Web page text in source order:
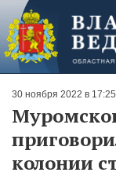
30 ноября 2022 в 17:25
колонии